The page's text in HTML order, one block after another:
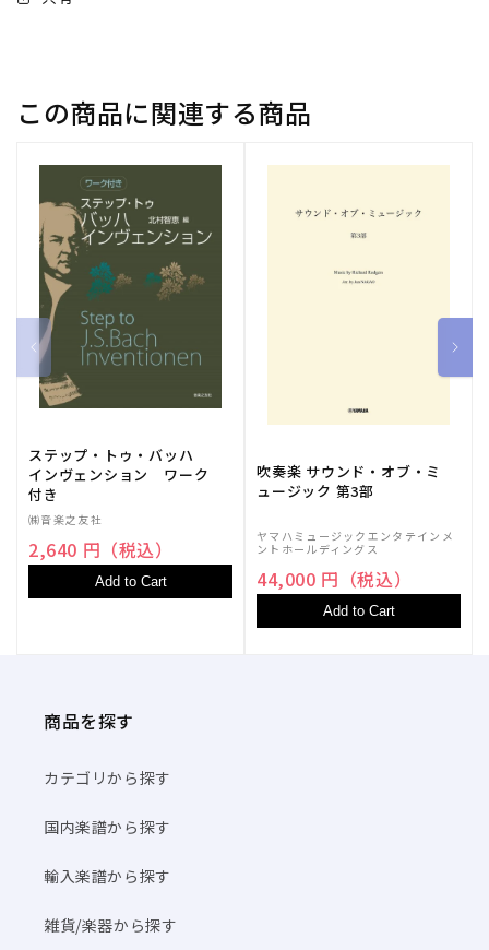
ア
ァ
イ
ス
集
【輸
入：
書
籍】
の
量
を
減
ら
す
ア
ァ
イ
集
【輸
入：
書
の
量
や
す
この商品に関連する商品
ステップ・トゥ・バッハ
インヴェンション ワーク
付き
㈱音楽之友社
2,640 円（税込）
Add to Cart
吹奏楽 サウンド・オブ・ミ
ュージック 第3部
ヤマハミュージックエンタテインメ
ントホールディングス
44,000 円（税込）
Add to Cart
商品を探す
カテゴリから探す
国内楽譜から探す
輸入楽譜から探す
雑貨/楽器から探す